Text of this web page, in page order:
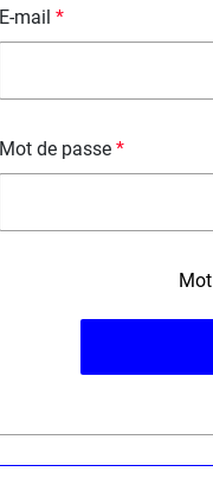
E-mail
Mot de passe